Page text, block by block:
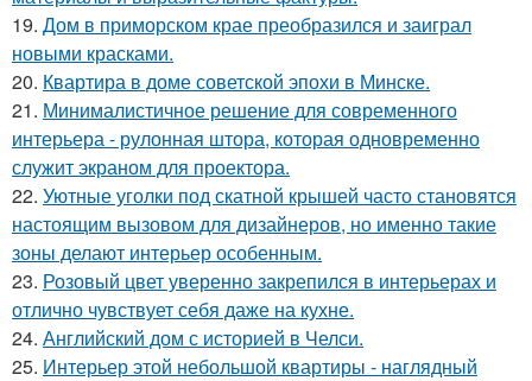
19. Дом в приморском крае преобразился и заиграл
новыми красками.
20. Квартира в доме советской эпохи в Минске.
21. Минималистичное решение для современного
интерьера - рулонная штора, которая одновременно
служит экраном для проектора.
22. Уютные уголки под скатной крышей часто становятся
настоящим вызовом для дизайнеров, но именно такие
зоны делают интерьер особенным.
23. Розовый цвет уверенно закрепился в интерьерах и
отлично чувствует себя даже на кухне.
24. Английский дом с историей в Челси.
25. Интерьер этой небольшой квартиры - наглядный